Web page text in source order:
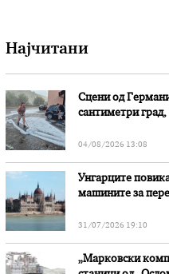
Најчитани
Сцени од
сантиметри
04/08/2026 13:08
Унгарците
машините за
31/07/2026 19:10
„Марковски